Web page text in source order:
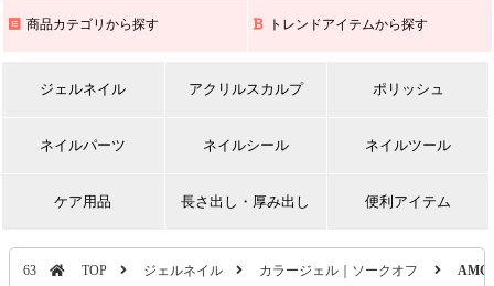
商品カテゴリから探す トレンドアイテムから探す
ジェルネイル アクリルスカルプ ポリッシュ
ネイルパーツ ネイルシール ネイルツール
ケア用品 長さ出し・厚み出し 便利アイテム
63 TOP ジェルネイル カラージェル｜ソークオフ